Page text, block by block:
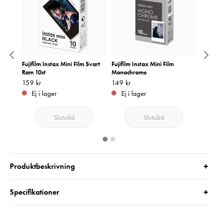
Fujifilm Instax Mini Film Svart
Ram 10st
Pris: 159 kr
159 kr
Ej i lager
Slutsåld
Fujifilm Instax Mini Film
Monochrome
Pris: 149 kr
149 kr
Ej i lager
Slutsåld
Produktbeskrivning +
Specifikationer +